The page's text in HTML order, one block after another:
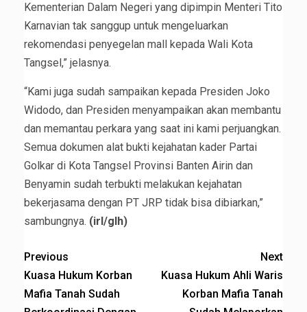
Kementerian Dalam Negeri yang dipimpin Menteri Tito
Karnavian tak sanggup untuk mengeluarkan
rekomendasi penyegelan mall kepada Wali Kota
Tangsel,” jelasnya.
“Kami juga sudah sampaikan kepada Presiden Joko
Widodo, dan Presiden menyampaikan akan membantu
dan memantau perkara yang saat ini kami perjuangkan.
Semua dokumen alat bukti kejahatan kader Partai
Golkar di Kota Tangsel Provinsi Banten Airin dan
Benyamin sudah terbukti melakukan kejahatan
bekerjasama dengan PT JRP tidak bisa dibiarkan,”
sambungnya. (irl/glh)
Previous
Kuasa Hukum Korban
Mafia Tanah Sudah
Next
Kuasa Hukum Ahli Waris
Korban Mafia Tanah